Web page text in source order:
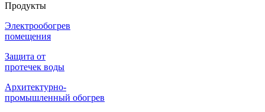
Продукты
Электрообогрев
помещения
Защита от
протечек воды
Архитектурно-
промышленный обогрев